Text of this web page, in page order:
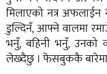
मिलाएको नत्र अफलाईन
डुल्दिनँ, आफ्ने वालमा
भनुँ, बहिनी भनुँ, उनको
लेख्दैछु । फेसबुककै बारेमा